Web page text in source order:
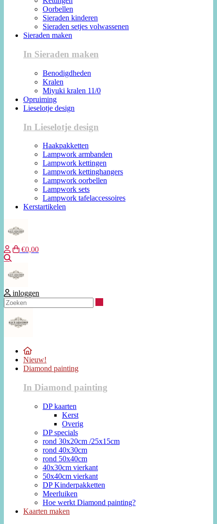
Oorbellen
Sieraden kinderen
Sieraden setjes volwassenen
Sieraden maken
In Sieraden maken
Benodigdheden
Kralen
Miyuki kralen 11/0
Opruiming
Lieselotje design
In Lieselotje design
Haakpakketten
Lampwork armbanden
Lampwork kettingen
Lampwork kettinghangers
Lampwork oorbellen
Lampwork sets
Lampwork tafelaccessoires
Kerstartikelen
€0,00
inloggen
Nieuw!
Diamond painting
In Diamond painting
DP kaarten
Kerst
Overig
DP specials
rond 30x20cm /25x15cm
rond 40x30cm
rond 50x40cm
40x30cm vierkant
50x40cm vierkant
DP Kinderpakketten
Meerluiken
Hoe werkt Diamond painting?
Kaarten maken